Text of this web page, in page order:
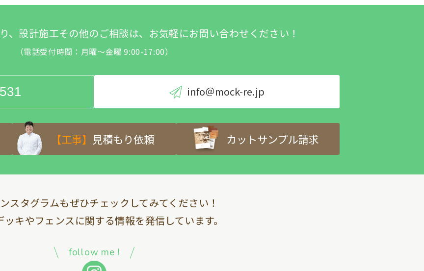
、設計施工その他のご相談は、お気軽にお問い合わせください！
（電話受付時間：月曜～金曜 9:00-17:00）
info＠mock-re.jp
【工事】 見積もり依頼 カットサンプル請求
スタグラムもぜひチェックしてみてください！
ッキやフェンスに関する情報を発信しています。
follow me !